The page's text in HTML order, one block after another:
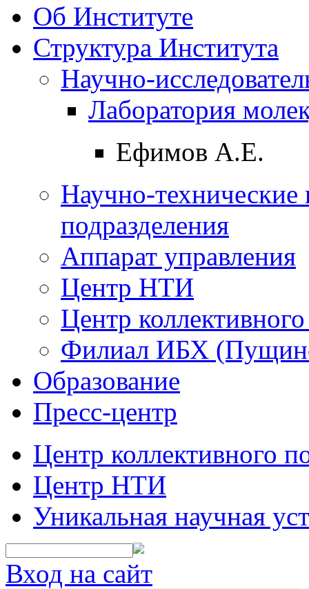
Об Институте
Структура Института
Научно-
Лаборатория
Ефимов А.Е.
Научно-технические
подразделения
Аппарат управления
Центр НТИ
Центр
Филиал ИБХ
Образование
Пресс-центр
Центр коллективного
Центр НТИ
Уникальная научная
Вход на сайт